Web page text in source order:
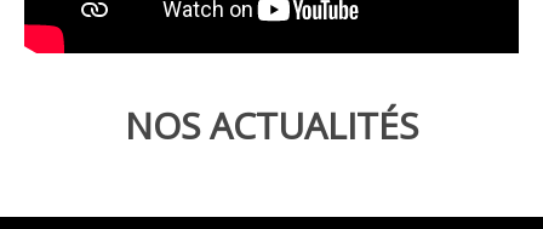
NOS ACTUALITÉS